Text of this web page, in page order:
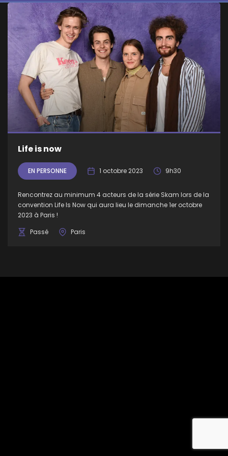
Life is now
EN PERSONNE 1 octobre 2023 9h30
Rencontrez au minimum 4 acteurs de la série Skam lors de la
convention Life Is Now qui aura lieu le dimanche 1er octobre
2023 à Paris !
Passé
Paris